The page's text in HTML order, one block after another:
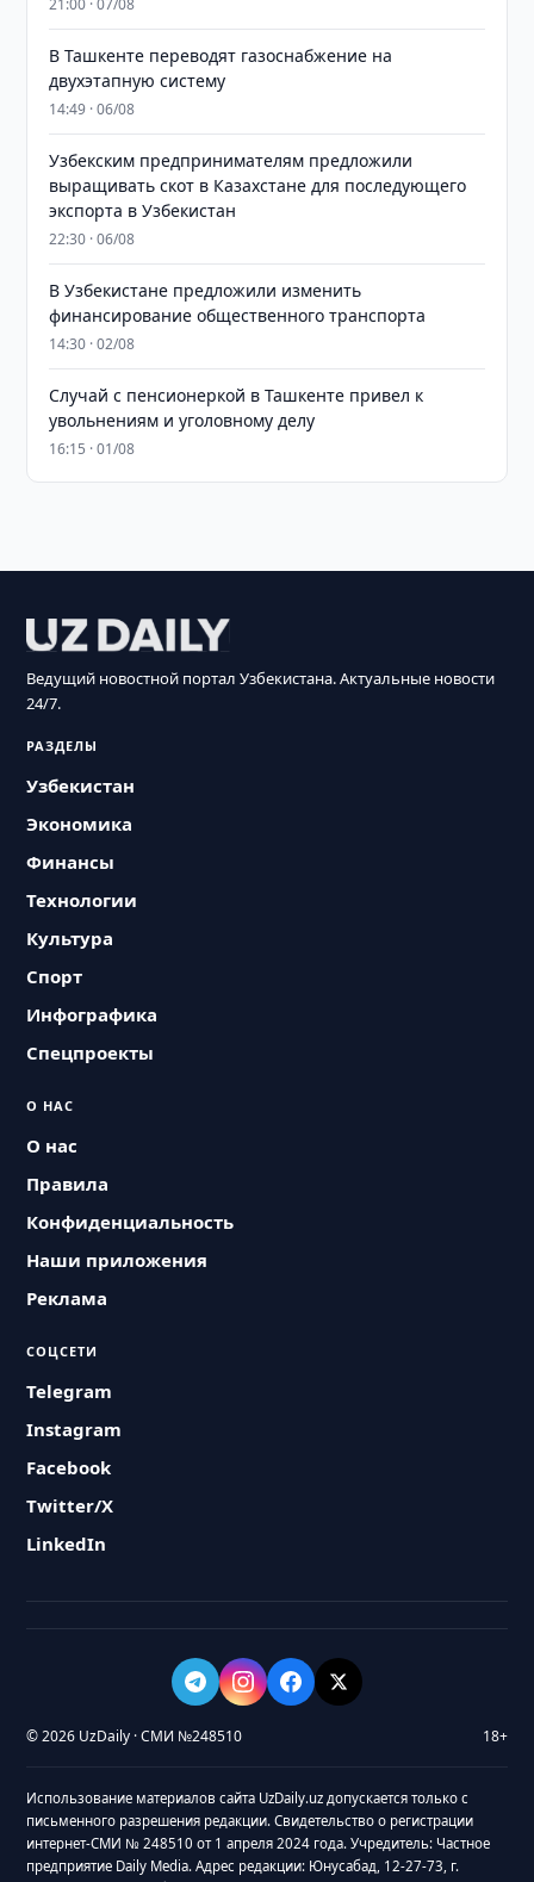
21:00 · 07/08
В Ташкенте переводят газоснабжение на
двухэтапную систему
14:49 · 06/08
Узбекским предпринимателям предложили
выращивать скот в Казахстане для последующего
экспорта в Узбекистан
22:30 · 06/08
В Узбекистане предложили изменить
финансирование общественного транспорта
14:30 · 02/08
Случай с пенсионеркой в Ташкенте привел к
увольнениям и уголовному делу
16:15 · 01/08
Ведущий новостной портал Узбекистана. Актуальные новости
24/7.
РАЗДЕЛЫ
Узбекистан
Экономика
Финансы
Технологии
Культура
Спорт
Инфографика
Спецпроекты
О НАС
О нас
Правила
Конфиденциальность
Наши приложения
Реклама
СОЦСЕТИ
Telegram
Instagram
Facebook
Twitter/X
LinkedIn
© 2026 UzDaily · СМИ №248510 18+
Использование материалов сайта UzDaily.uz допускается только с
письменного разрешения редакции. Свидетельство о регистрации
интернет-СМИ № 248510 от 1 апреля 2024 года. Учредитель: Частное
предприятие Daily Media. Адрес редакции: Юнусабад, 12-27-73, г.